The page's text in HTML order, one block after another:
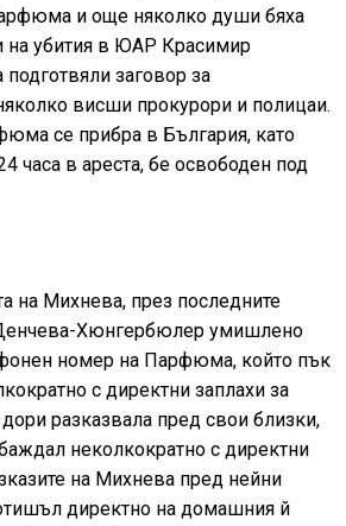
и още няколко души бяха
на убития в ЮАР Красимир
заговор за
висши прокурори и полицаи.
се прибра в България, като
часа в ареста, бе освободен под
на Михнева, през последните
Хюнгербюлер умишлено
номер на Парфюма, който пък
с директни заплахи за
разказвала пред свои близки,
неколкократно с директни
на Михнева пред нейни
директно на домашния й